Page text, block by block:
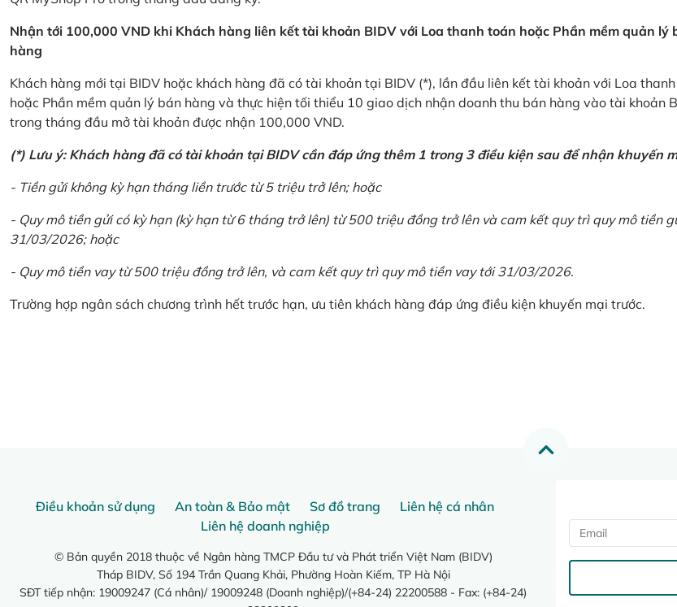
Nhận tới 100,000 VND khi Khách hàng liên kết tài khoản BIDV với Loa thanh toán hoặc Phần mềm quản lý
hàng
Khách hàng mới tại BIDV hoặc khách hàng đã có tài khoản tại BIDV (*), lần đầu liên kết tài khoản với Loa
hoặc Phần mềm quản lý bán hàng và thực hiện tối thiểu 10 giao dịch nhận doanh thu bán hàng vào tài khoản
trong tháng đầu mở tài khoản được nhận 100,000 VND.
(*) Lưu ý: Khách hàng đã có tài khoản tại BIDV cần đáp ứng thêm 1 trong 3 điều kiện sau để nhận khuyến
- Tiền gửi không kỳ hạn tháng liền trước từ 5 triệu trở lên; hoặc
- Quy mô tiền gửi có kỳ hạn (kỳ hạn từ 6 tháng trở lên) từ 500 triệu đồng trở lên và cam kết quy trì quy mô tiền
31/03/2026; hoặc
- Quy mô tiền vay từ 500 triệu đồng trở lên, và cam kết quy trì quy mô tiền vay tới 31/03/2026.
Trường hợp ngân sách chương trình hết trước hạn, ưu tiên khách hàng đáp ứng điều kiện khuyến mại trước.
Điều khoản sử dụng An toàn & Bảo mật Sơ đồ trang
Liên hệ cá nhân
Liên hệ doanh nghiệp
© Bản quyền 2018 thuộc về Ngân hàng TMCP Đầu tư và Phát triển Việt Nam (BIDV)
Tháp BIDV, Số 194 Trần Quang Khải, Phường Hoàn Kiếm, TP Hà Nội
SĐT tiếp nhận: 19009247 (Cá nhân)/ 19009248 (Doanh nghiệp)/(+84-24) 22200588 - Fax: (+84-24)